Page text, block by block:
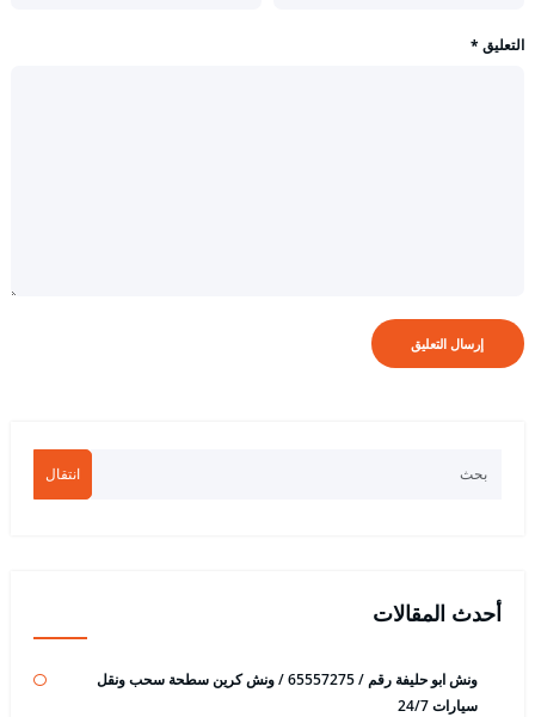
التعليق *
انتقال
أحدث المقالات
ونش ابو حليفة رقم / 65557275 / ونش كرين سطحة سحب ونقل
سيارات 24/7